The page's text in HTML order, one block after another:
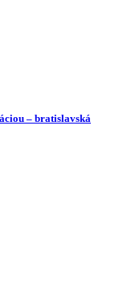
– bratislavská